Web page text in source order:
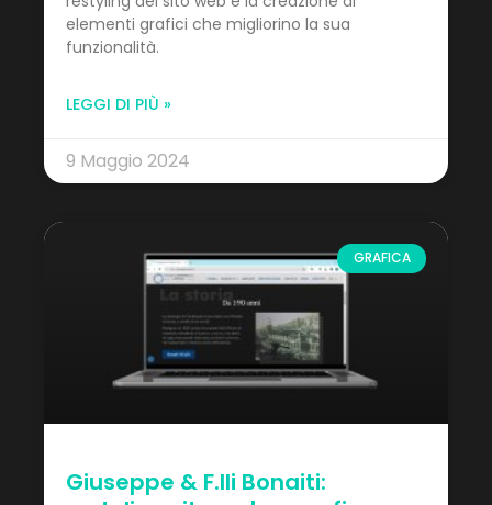
elementi grafici che migliorino la sua
funzionalità.
LEGGI DI PIÙ »
9 Maggio 2024
GRAFICA
Giuseppe & F.lli Bonaiti: